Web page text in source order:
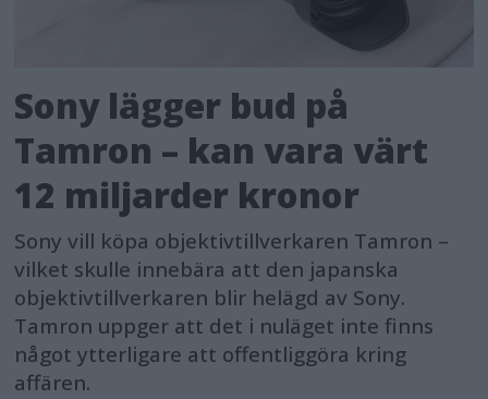
Sony lägger bud på
Tamron – kan vara värt
12 miljarder kronor
Sony vill köpa objektivtillverkaren Tamron –
vilket skulle innebära att den japanska
objektivtillverkaren blir helägd av Sony.
Tamron uppger att det i nuläget inte finns
något ytterligare att offentliggöra kring
affären.